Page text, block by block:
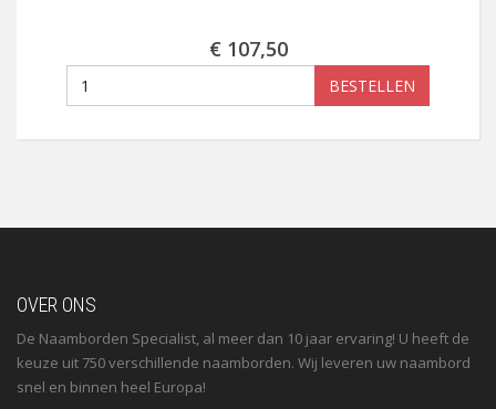
€ 107,50
BESTELLEN
OVER ONS
De Naamborden Specialist, al meer dan 10 jaar ervaring! U heeft de
keuze uit 750 verschillende naamborden. Wij leveren uw naambord
snel en binnen heel Europa!